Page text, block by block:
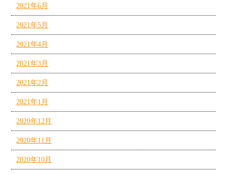
2021年6月
2021年5月
2021年4月
2021年3月
2021年2月
2021年1月
2020年12月
2020年11月
2020年10月